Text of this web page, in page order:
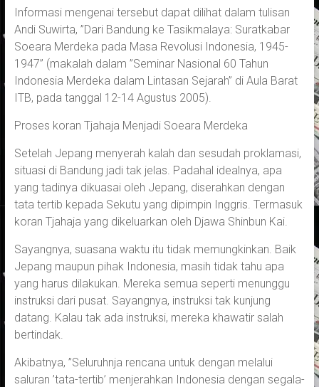
Informasi mengenai tersebut dapat dilihat dalam tulisan
Andi Suwirta, ”Dari Bandung ke Tasikmalaya: Suratkabar
Soeara Merdeka pada Masa Revolusi Indonesia, 1945-
1947” (makalah dalam ”Seminar Nasional 60 Tahun
Indonesia Merdeka dalam Lintasan Sejarah” di Aula Barat
ITB, pada tanggal 12-14 Agustus 2005).
Proses koran Tjahaja Menjadi Soeara Merdeka
Setelah Jepang menyerah kalah dan sesudah proklamasi,
situasi di Bandung jadi tak jelas. Padahal idealnya, apa
yang tadinya dikuasai oleh Jepang, diserahkan dengan
tata tertib kepada Sekutu yang dipimpin Inggris. Termasuk
koran Tjahaja yang dikeluarkan oleh Djawa Shinbun Kai.
Sayangnya, suasana waktu itu tidak memungkinkan. Baik
Jepang maupun pihak Indonesia, masih tidak tahu apa
yang harus dilakukan. Mereka semua seperti menunggu
instruksi dari pusat. Sayangnya, instruksi tak kunjung
datang. Kalau tak ada instruksi, mereka khawatir salah
bertindak.
Akibatnya, ”Seluruhnja rencana untuk dengan melalui
saluran ’tata-tertib’ menjerahkan Indonesia dengan segala-